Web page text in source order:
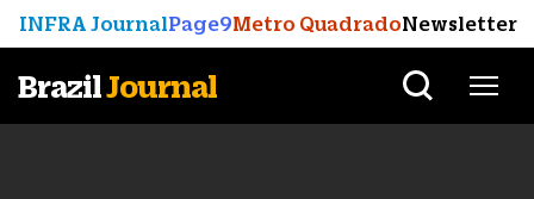
INFRA JournalPage9Metro QuadradoNewsletter
BrazilJournal